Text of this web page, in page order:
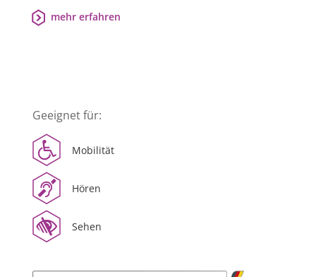
mehr erfahren
Geeignet für:
Mobilität
Hören
Sehen